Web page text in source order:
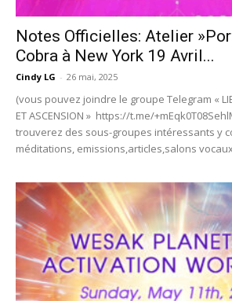
Notes Officielles: Atelier
Cobra à New York 19 Avril...
Cindy LG - 26 mai, 2025
(vous pouvez joindre le groupe Telegram «
ET ASCENSION » https://t.me/
trouverez des sous-groupes intéressants y
méditations, emissions,articles,salons